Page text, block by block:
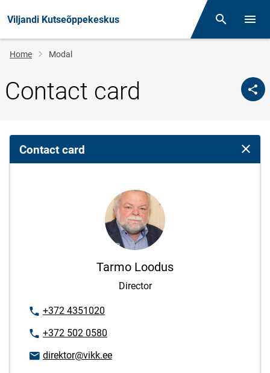
Viljandi Kutseõppekeskus Otsing
Breadcrumb
Home Modal
Contact card
Contact card Close
Tarmo Loodus
Director
Phone number
+372 4351020
Phone number
+372 502 0580
Email address
direktor@vikk.ee